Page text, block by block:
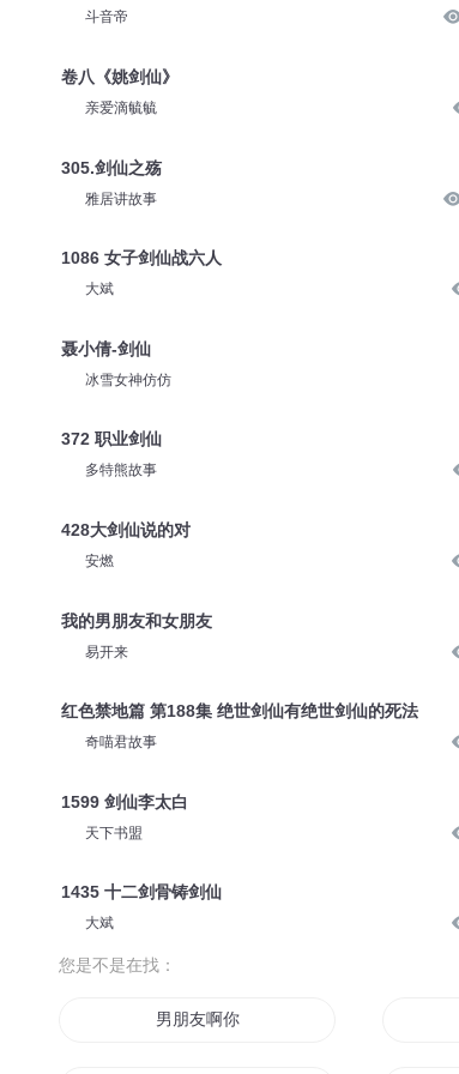
斗音帝
卷八《姚剑仙》
亲爱滴毓毓
305.剑仙之殇
雅居讲故事
1086 女子剑仙战六人
大斌
聂小倩-剑仙
冰雪女神仿仿
372 职业剑仙
多特熊故事
428大剑仙说的对
安燃
我的男朋友和女朋友
易开来
红色禁地篇 第188集 绝世剑仙有绝世剑仙的死法
奇喵君故事
1599 剑仙李太白
天下书盟
1435 十二剑骨铸剑仙
大斌
您是不是在找：
男朋友啊你在哪里